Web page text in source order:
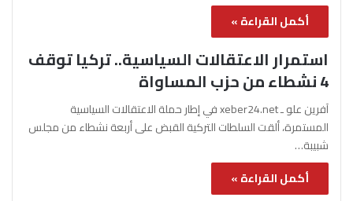
أكمل القراءة »
استمرار الاعتقالات السياسية.. تركيا توقف
4 نشطاء من حزب المساواة
آفرين علو ـ xeber24.net في إطار حملة الاعتقالات السياسية
المستمرة، ألقت السلطات التركية القبض على أربعة نشطاء من مجلس
شبيبة…
أكمل القراءة »